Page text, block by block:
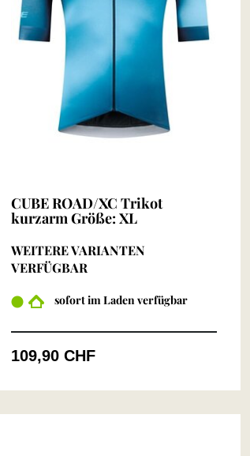
CUBE ROAD/XC Trikot
kurzarm Größe: XL
WEITERE VARIANTEN
VERFÜGBAR
sofort im Laden verfügbar
109,90 CHF